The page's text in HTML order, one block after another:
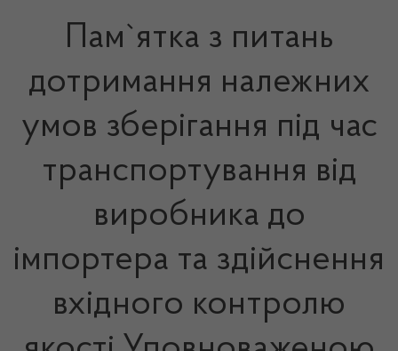
Пам`ятка з питань
дотримання належних
умов зберігання під час
транспортування від
виробника до
імпортера та здійснення
вхідного контролю